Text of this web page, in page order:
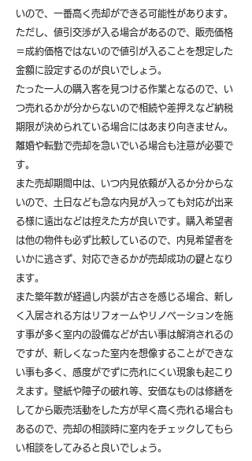
いので、一番高く売却ができる可能性があります。
ただし、値引交渉が入る場合があるので、販売価格
＝成約価格ではないので値引が入ることを想定した
金額に設定するのが良いでしょう。
たった一人の購入客を見つける作業となるので、い
つ売れるかが分からないので相続や差押えなど納税
期限が決められている場合にはあまり向きません。
離婚や転勤で売却を急いでいる場合も注意が必要で
す。
また売却期間中は、いつ内見依頼が入るか分からな
いので、土日なども急な内見が入っても対応が出来
る様に遠出などは控えた方が良いです。購入希望者
は他の物件も必ず比較しているので、内見希望者を
いかに逃さず、対応できるかが売却成功の鍵となり
ます。
また築年数が経過し内装が古さを感じる場合、新し
く入居される方はリフォームやリノベーションを施
す事が多く室内の設備などが古い事は解消されるの
ですが、新しくなった室内を想像することができな
い事も多く、感度がでずに売れにくい現象も起こり
えます。壁紙や障子の破れ等、安価なものは修繕を
してから販売活動をした方が早く高く売れる場合も
あるので、売却の相談時に室内をチェックしてもら
い相談をしてみると良いでしょう。